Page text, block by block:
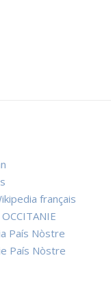
français
País Nòstre
País Nòstre